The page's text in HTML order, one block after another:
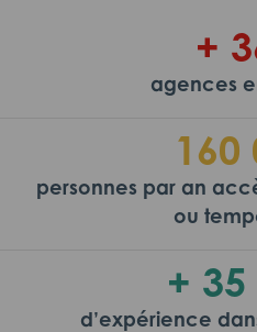
+
agences
160
personnes par an
ou
+
d’expérience